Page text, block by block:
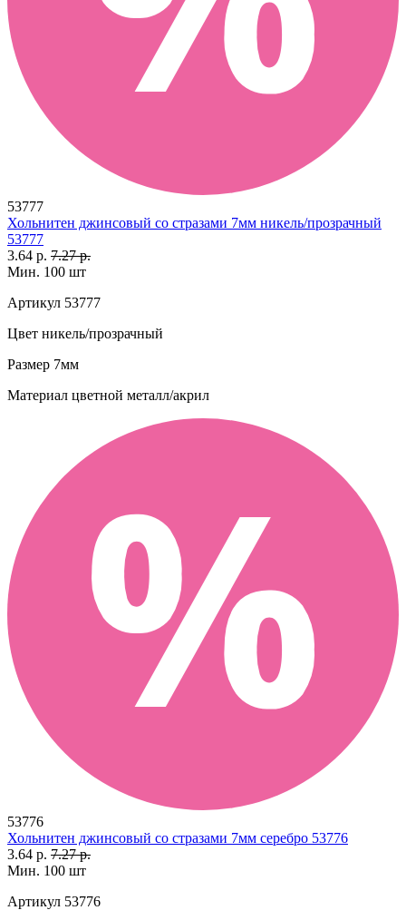
53777
Хольнитен джинсовый со стразами 7мм никель/прозрачный
53777
3.64 р. 7.27 р.
Мин. 100 шт
Артикул 53777
Цвет никель/прозрачный
Размер 7мм
Материал цветной металл/акрил
53776
Хольнитен джинсовый со стразами 7мм серебро 53776
3.64 р. 7.27 р.
Мин. 100 шт
Артикул 53776